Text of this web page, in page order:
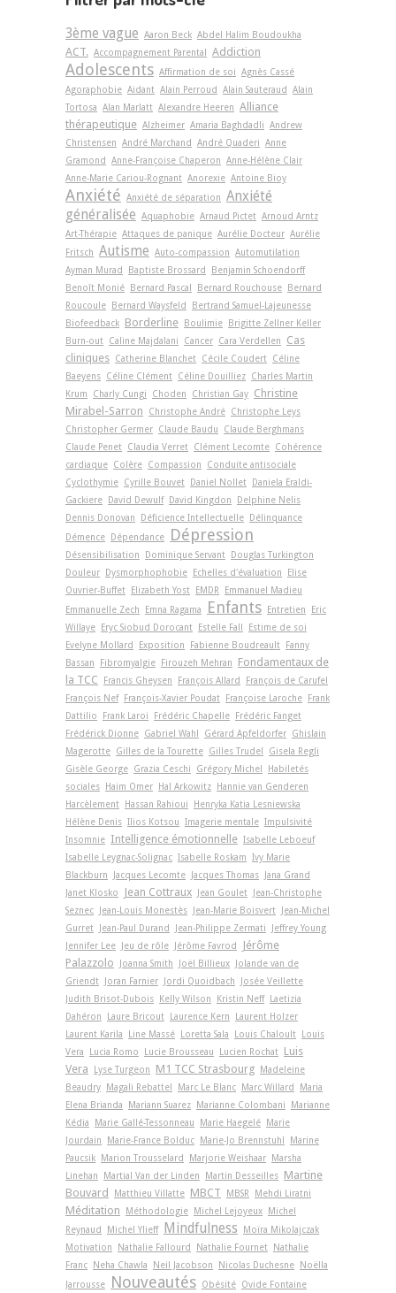
3ème vague Aaron Beck Abdel Halim Boudoukha
ACT. Accompagnement Parental Addiction
Adolescents Affirmation de soi Agnès Cassé
Agoraphobie Aidant Alain Perroud Alain Sauteraud
Alain
Tortosa Alan Marlatt Alexandre Heeren Alliance
thérapeutique Alzheimer Amaria Baghdadli Andrew
Christensen André Marchand André Quaderi Anne
Gramond
Anne-Françoise Chaperon Anne-Hélène Clair
Anne-Marie Cariou-Rognant Anorexie Antoine Bioy
Anxiété Anxiété de séparation Anxiété
généralisée Aquaphobie Arnaud Pictet Arnoud Arntz
Art-Thérapie Attaques de panique Aurélie Docteur Aurélie
Fritsch Autisme Auto-compassion Automutilation
Ayman Murad
Baptiste Brossard
Benjamin Schoendorff
Benoît Monié
Bernard Pascal Bernard Rouchouse
Bernard
Roucoule
Bernard Waysfeld
Bertrand Samuel-Lajeunesse
Biofeedback Borderline Boulimie
Brigitte Zellner Keller
Burn-out Caline Majdalani Cancer Cara Verdellen
Cas
cliniques Catherine Blanchet Cécile Coudert Céline
Baeyens Céline Clément Céline Douilliez Charles Martin
Krum
Charly Cungi Choden Christian Gay Christine
Mirabel-Sarron
Christophe André Christophe Leys
Christopher Germer Claude Baudu
Claude Berghmans
Claude Penet Claudia Verret Clément Lecomte Cohérence
cardiaque Colère Compassion
Conduite antisociale
Cyclothymie Cyrille Bouvet Daniel Nollet
Daniela Eraldi-
Gackiere
David Dewulf David Kingdon
Delphine Nelis
Dennis Donovan
Déficience Intellectuelle
Délinquance
Démence
Dépendance Dépression
Désensibilisation Dominique Servant
Douglas Turkington
Douleur
Dysmorphophobie Echelles d'évaluation
Elise
Ouvrier-Buffet
Elizabeth Yost EMDR
Emmanuel Madieu
Emmanuelle Zech
Emna Ragama Enfants Entretien
Eric
Willaye
Eryc Siobud Dorocant Estelle Fall
Estime de soi
Evelyne Mollard
Exposition Fabienne Boudreault
Fanny
Bassan
Fibromyalgie Firouzeh Mehran
Fondamentaux de
la TCC
Francis Gheysen François Allard
François de Carufel
François Nef
François-Xavier Poudat Françoise Laroche
Frank
Dattilio
Frank Laroi Frédéric Chapelle
Frédéric Fanget
Frédérick Dionne Gabriel Wahl Gérard Apfeldorfer Ghislain
Magerotte Gilles de la Tourette Gilles Trudel
Gisela Regli
Gisèle George Grazia Ceschi Grégory Michel
Habiletés
sociales
Haim Omer Hal Arkowitz
Hannie van Genderen
Harcèlement
Hassan Rahioui
Henryka Katia Lesniewska
Hélène Denis Ilios Kotsou Imagerie mentale Impulsivité
Insomnie Intelligence émotionnelle Isabelle Leboeuf
Isabelle Leygnac-Solignac Isabelle Roskam Ivy Marie
Blackburn
Jacques Lecomte Jacques Thomas
Jana Grand
Janet Klosko
Jean Cottraux Jean Goulet
Jean-Christophe
Seznec
Jean-Louis Monestès Jean-Marie Boisvert
Jean-Michel
Gurret
Jean-Paul Durand Jean-Philippe Zermati
Jeffrey Young
Jennifer Lee
Jeu de rôle Jérôme Favrod
Jérôme
Palazzolo
Joanna Smith Joël Billieux
Jolande van de
Griendt
Joran Farnier Jordi Quoidbach
Josée Veillette
Judith Brisot-Dubois
Kelly Wilson Kristin Neff
Laetizia
Dahéron
Laure Bricout Laurence Kern
Laurent Holzer
Laurent Karila
Line Massé Loretta Sala Louis Chaloult
Louis
Vera
Lucia Romo Lucie Brousseau Lucien Rochat Luis
Vera
Lyse Turgeon M1 TCC Strasbourg
Madeleine
Beaudry
Magali Rebattel Marc Le Blanc Marc Willard
Maria
Elena Brianda
Mariann Suarez Marianne Colombani
Marianne
Kédia
Marie Gallé-Tessonneau Marie Haegelé
Marie
Jourdain
Marie-France Bolduc Marie-Jo Brennstuhl
Marine
Paucsik
Marion Trousselard Marjorie Weishaar
Marsha
Linehan
Martial Van der Linden Martin Desseilles Martine
Bouvard
Matthieu Villatte MBCT MBSR Mehdi Liratni
Méditation Méthodologie Michel Lejoyeux
Michel
Reynaud
Michel Ylieff Mindfulness
Moïra Mikolajczak
Motivation
Nathalie Fallourd Nathalie Fournet
Nathalie
Franc
Neha Chawla Neil Jacobson Nicolas Duchesne
Noëlla
Jarrousse
Nouveautés Obésité Ovide Fontaine